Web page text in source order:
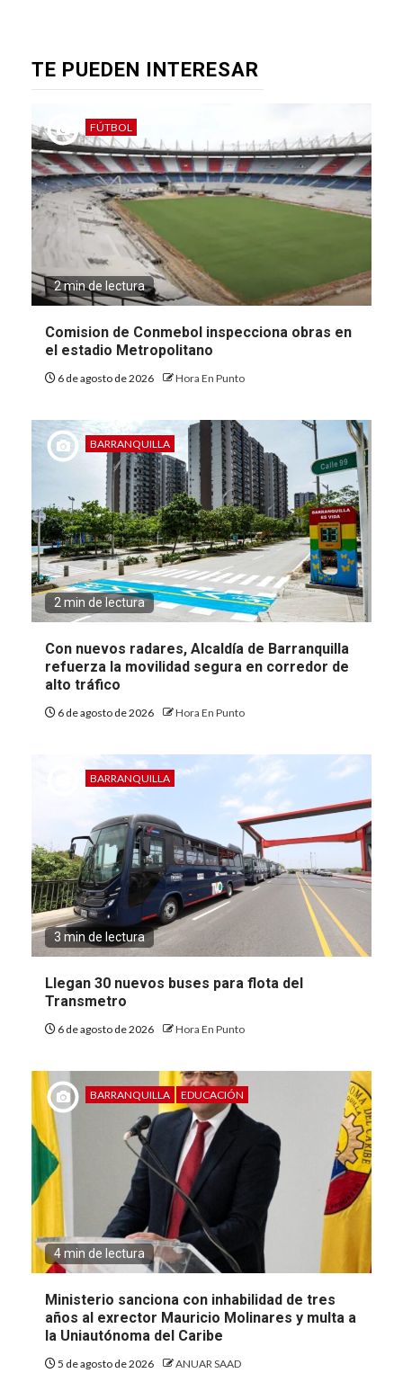
TE PUEDEN INTERESAR
FÚTBOL
2 min de lectura
Comision de Conmebol inspecciona obras en
el estadio Metropolitano
6 de agosto de 2026 Hora En Punto
BARRANQUILLA
2 min de lectura
Con nuevos radares, Alcaldía de Barranquilla
refuerza la movilidad segura en corredor de
alto tráfico
6 de agosto de 2026 Hora En Punto
BARRANQUILLA
3 min de lectura
Llegan 30 nuevos buses para flota del
Transmetro
6 de agosto de 2026 Hora En Punto
BARRANQUILLA EDUCACIÓN
4 min de lectura
Ministerio sanciona con inhabilidad de tres
años al exrector Mauricio Molinares y multa a
la Uniautónoma del Caribe
5 de agosto de 2026 ANUAR SAAD